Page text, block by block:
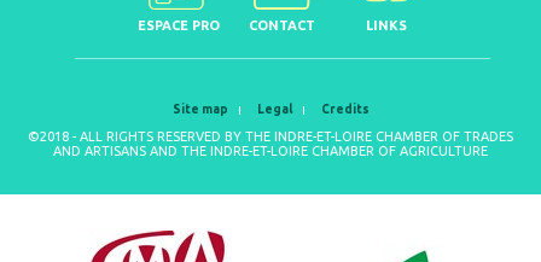
ESPACE PRO CONTACT LINKS
Site map Legal Credits
©2018 - ALL RIGHTS RESERVED BY THE INDRE-ET-LOIRE CHAMBER OF TRADES
AND ARTISANS AND THE INDRE-ET-LOIRE CHAMBER OF AGRICULTURE